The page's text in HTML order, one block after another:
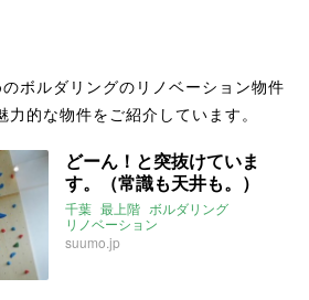
ボルダリングのリノベーション物件
的な物件をご紹介しています。
どーん！と突抜けていま
す。（常識も天井も。）
千葉 最上階 ボルダリング
リノベーション
2016年10月のおすすめ
suumo.jp